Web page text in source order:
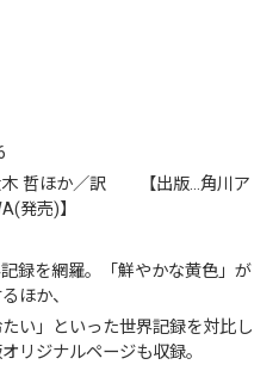
木 哲ほか／訳 【出版…角川ア
発売)】
録を網羅。「鮮やかな黄色」が
ほか、
い」といった世界記録を対比し
リジナルページも収録。